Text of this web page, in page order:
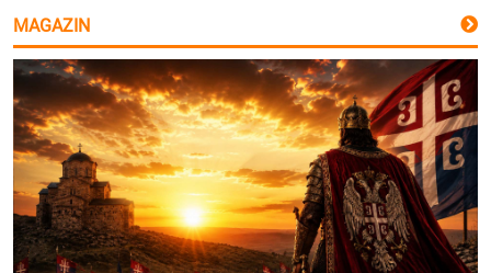
MAGAZIN